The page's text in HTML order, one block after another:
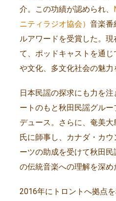
介。この功績が認められ、
ニティラジオ協会） 音楽番
ルアワードを受賞した。
て、ポッドキャストを通
や文化、多文化社会の魅力
日本民謡の探求にも力を
ートのもと秋田民謡グル
デュース。さらに、奄美
氏に師事し、カナダ・カ
ーツの助成を受けて秋田
の伝統音楽への理解を深め
2016年にトロントへ拠点